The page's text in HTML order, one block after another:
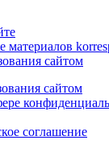
материалов
сайтом
сайтом
соглашение